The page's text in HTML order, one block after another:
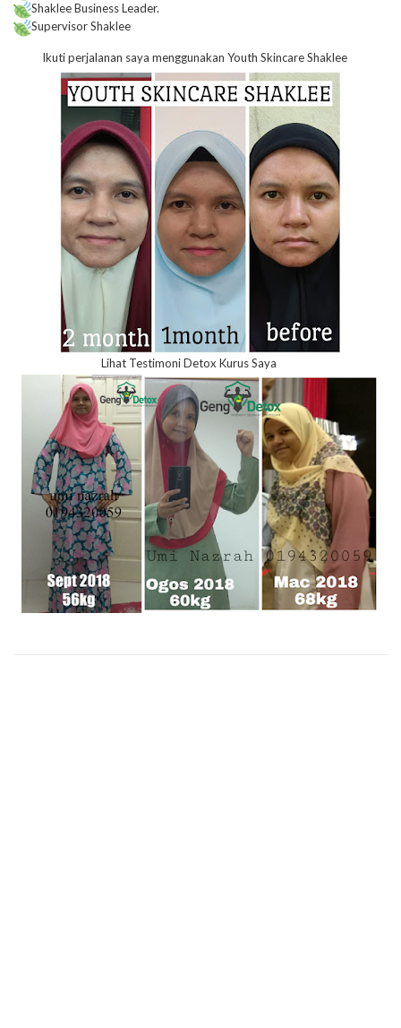
Shaklee Business Leader.
Supervisor Shaklee
Ikuti perjalanan saya menggunakan Youth Skincare Shaklee
Lihat Testimoni Detox Kurus Saya